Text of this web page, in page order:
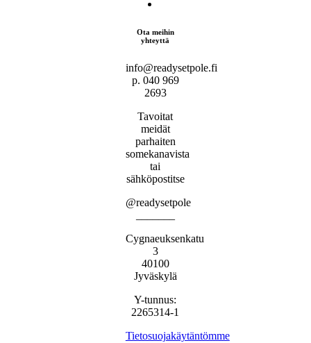
Ota meihin
yhteyttä
info@readysetpole.fi
p. 040 969
2693
Tavoitat
meidät
parhaiten
somekanavista
tai
sähköpostitse
@readysetpole
Cygnaeuksenkatu
3
40100
Jyväskylä
Y-tunnus:
2265314-1
Tietosuojakäytäntömme